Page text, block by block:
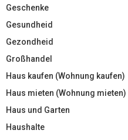
Geschenke
Gesundheid
Gezondheid
Großhandel
Haus kaufen (Wohnung kaufen)
Haus mieten (Wohnung mieten)
Haus und Garten
Haushalte